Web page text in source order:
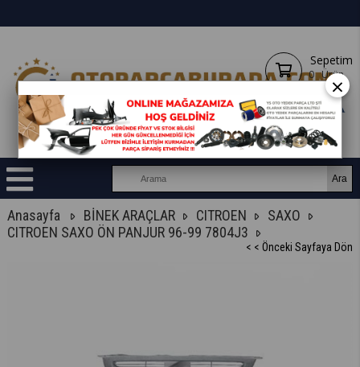
Sepetim
0 Ürün
Anasayfa BİNEK ARAÇLAR CITROEN
SAXO
CITROEN SAXO ÖN PANJUR 96-99 7804J3
< < Önceki Sayfaya Dön
×